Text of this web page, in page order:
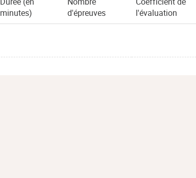
minutes)
d'épreuves
l'évaluation